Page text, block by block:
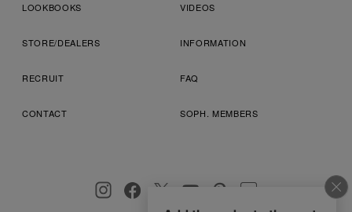
LOOKBOOKS VIDEOS
STORE/DEALERS INFORMATION
RECRUIT FAQ
CONTACT SOPH. MEMBERS